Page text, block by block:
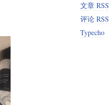
文章 RSS
评论 RSS
Typecho